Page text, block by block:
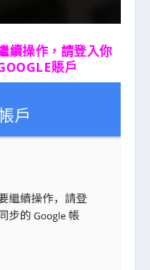
續操作，請登入你
賬戶